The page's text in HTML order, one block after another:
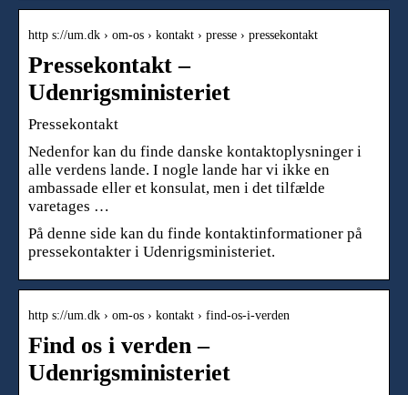
http s://um.dk › om-os › kontakt › presse › pressekontakt
Pressekontakt –
Udenrigsministeriet
Pressekontakt
Nedenfor kan du finde danske kontaktoplysninger i
alle verdens lande. I nogle lande har vi ikke en
ambassade eller et konsulat, men i det tilfælde
varetages …
På denne side kan du finde kontaktinformationer på
pressekontakter i Udenrigsministeriet.
http s://um.dk › om-os › kontakt › find-os-i-verden
Find os i verden –
Udenrigsministeriet